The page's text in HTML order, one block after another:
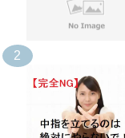
2